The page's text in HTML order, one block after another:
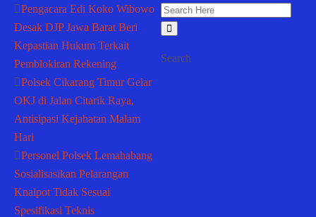
Pengacara Edi Koko Wibowo
Desak DJP Jawa Barat Beri
Kepastian Hukum Terkait
Pemblokiran Rekening
Polsek Cikarang Timur Gelar
OKJ di Jalan Citarik Raya,
Antisipasi Kejahatan Malam
Hari
Personel Polsek Lemahabang
Sosialisasikan Pelarangan
Knalpot Tidak Sesuai
Spesifikasi Teknis
Search